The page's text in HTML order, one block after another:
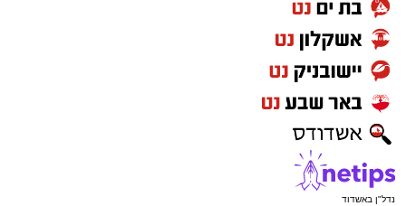
ASHDODS@ISNET.CO.IL
נדל"ן באשדוד